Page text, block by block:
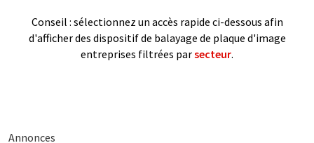
Conseil : sélectionnez un accès rapide ci-dessous afin
d'afficher des dispositif de balayage de plaque d'image
entreprises filtrées parsecteur.
Annonces